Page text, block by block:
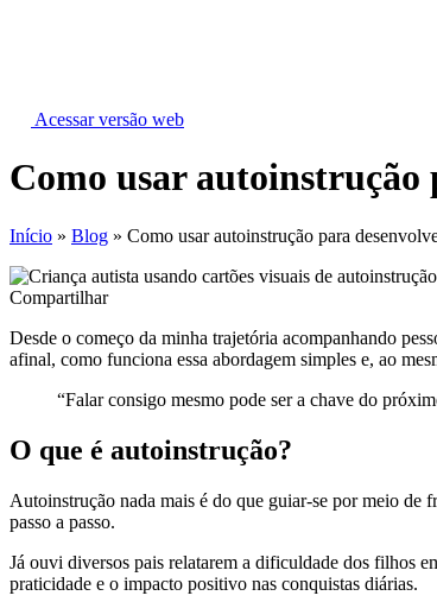
Acessar versão web
Como usar autoinstrução
Início » Blog » Como usar autoinstrução para
Compartilhar
Desde o começo da minha trajetória acompanhando
afinal, como funciona essa abordagem simples e, ao
“Falar consigo mesmo pode ser a chave do
O que é autoinstrução?
Autoinstrução nada mais é do que guiar-se por meio de
passo a passo.
Já ouvi diversos pais relatarem a dificuldade dos filhos
praticidade e o impacto positivo nas conquistas diárias.